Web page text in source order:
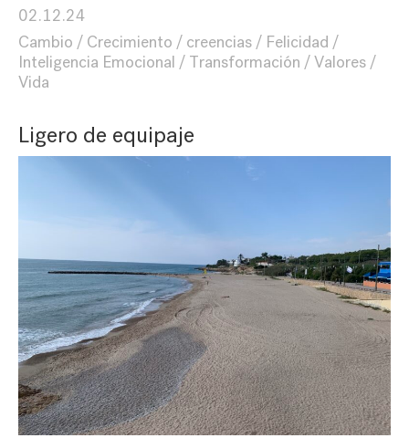
02.12.24
Cambio
Crecimiento creencias
Felicidad
Inteligencia Emocional
Transformación
Valores
Vida
Ligero de equipaje